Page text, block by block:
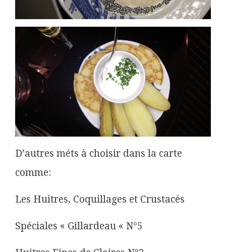
D’autres méts à choisir dans la carte
comme:
Les Huitres, Coquillages et Crustacés
Spéciales « Gillardeau « N°5